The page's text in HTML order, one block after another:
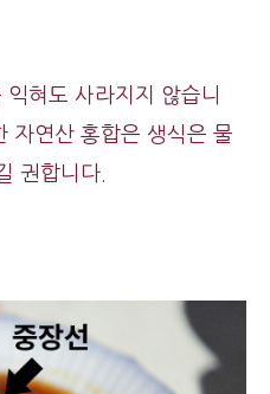
혀도 사라지지 않습니
자연산 홍합은 생식은 물
권합니다.